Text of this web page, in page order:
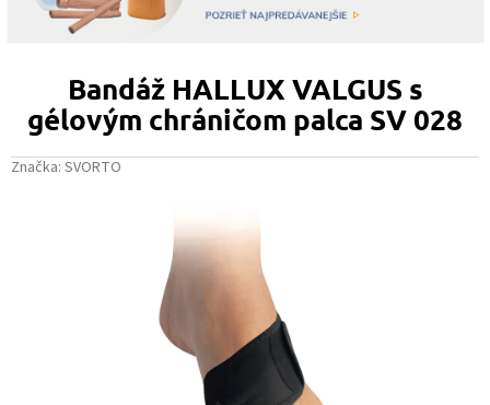
Bandáž HALLUX VALGUS s
gélovým chráničom palca SV 028
Značka: SVORTO